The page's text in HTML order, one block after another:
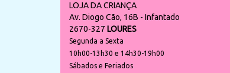
LOJA DA CRIANÇA
Av. Diogo Cão, 16B - Infantado
2670-327 LOURES
Segunda a Sexta
10h00-13h30 e 14h30-19h00
Sábados e Feriados